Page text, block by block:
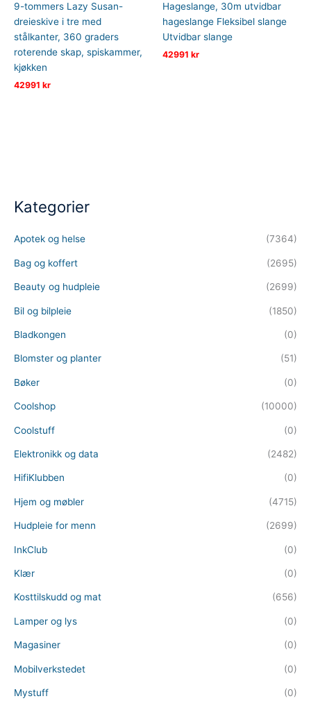
9-tommers Lazy Susan-
dreieskive i tre med
stålkanter, 360 graders
roterende skap, spiskammer,
kjøkken
42991 kr
Hageslange, 30m utvidbar
hageslange Fleksibel slange
Utvidbar slange
42991 kr
Kategorier
Apotek og helse (7364)
Bag og koffert (2695)
Beauty og hudpleie (2699)
Bil og bilpleie (1850)
Bladkongen (0)
Blomster og planter (51)
Bøker (0)
Coolshop (10000)
Coolstuff (0)
Elektronikk og data (2482)
HifiKlubben (0)
Hjem og møbler (4715)
Hudpleie for menn (2699)
InkClub (0)
Klær (0)
Kosttilskudd og mat (656)
Lamper og lys (0)
Magasiner (0)
Mobilverkstedet (0)
Mystuff (0)